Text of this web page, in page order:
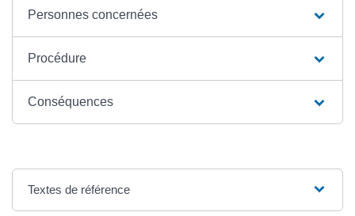
Personnes concernées
Procédure
Conséquences
Textes de référence